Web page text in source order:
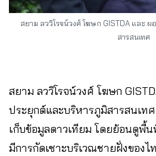
สยาม ลววิโรจน์วงศ์ โฆษก GISTDA และ
สารสนเทศ
สยาม ลววิโรจน์วงศ์ โฆษก
ประยุกต์และบริหารภูมิสารสนเท
เก็บข้อมูลดาวเทียม โดยย้อนดูพื้
มีการกัดเซาะบริเวณชายฝั่งของ